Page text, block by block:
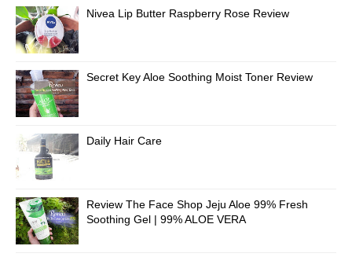
Nivea Lip Butter Raspberry Rose Review
Secret Key Aloe Soothing Moist Toner Review
Daily Hair Care
Review The Face Shop Jeju Aloe 99% Fresh
Soothing Gel | 99% ALOE VERA